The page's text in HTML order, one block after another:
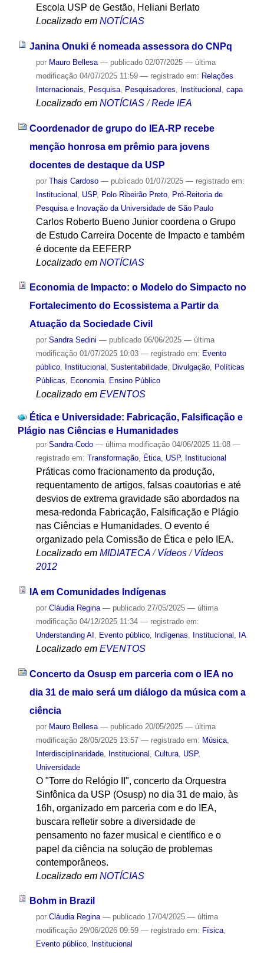
Escola USP de Gestão, Heliani Berlato
Localizado em NOTÍCIAS
Janina Onuki é nomeada assessora do CNPq
por Mauro Bellesa — publicado02/07/2025 — última
modificação04/07/2025 11:59 — registrado em: Relações
Internacionais, Pesquisa, Pesquisadores, Institucional , capa
Localizado em NOTÍCIAS /Rede IEA
Coordenador de grupo do IEA-RP recebe
menção honrosa em prêmio para jovens
docentes de destaque da USP
por Thais Cardoso — publicado01/07/2025 — registrado em:
Institucional
USP, Polo Ribeirão Preto, Pró-Reitoria de
Pesquisa e Inovação da Universidade de São Paulo
Carlos Roberto Bueno Junior coordena o Grupo
de Estudo Carreira Docente de Impacto e também
é docente da EEFERP
Localizado em NOTÍCIAS
Economia de Impacto: o Modelo do Simpacto no
Fortalecimento do Ecossistema a Partir da
Atuação da Sociedade Civil
por Sandra Sedini — publicado06/06/2025 — última
modificação01/07/2025 10:03 — registrado em: Evento
público, Institucional , Sustentabilidade, Divulgação, Políticas
Públicas, Economia, Ensino Público
Localizado em EVENTOS
Ética e Universidade: Fabricação, Falsificação e
Plágio nas Ciências e Humanidades
por Sandra Codo — última modificação04/06/2025 11:08 —
registrado em: Transformação, Ética, USP, Institucional
Práticas como fracionamento da produção,
requentamento de artigos, falsas coautorias e até
desvios de extrema gravidade são abordados na
mesa-redonda Fabricação, Falsificação e Plágio
nas Ciências e Humanidades. O evento é
organizado pela Comissão de Ética e pelo IEA.
Localizado em MIDIATECA /Vídeos /Vídeos
2012
IA em Comunidades Indígenas
por Cláudia Regina — publicado27/05/2025 — última
modificação04/12/2025 11:34 — registrado em:
Understanding AI
Evento público, Indígenas Institucional IA
Localizado em EVENTOS
Concerto da Osusp em parceria com o IEA no
dia 31 de maio será um diálogo da música com a
ciência
por Mauro Bellesa — publicado20/05/2025 — última
modificação28/05/2025 13:57 — registrado em: Música,
Interdisciplinaridade, Institucional Cultura, USP,
Universidade
O "Torre do Relógio II", concerto da Orquestra
Sinfônica da USP (Osusp) no dia 31 de maio, às
16h, organizado em parceria com e do IEA,
buscara refletir sobre a diversidade de
pensamento no fazer musical e científico e o
papel da ciência na solução de problemas
contemporâneos.
Localizado em NOTÍCIAS
Bohm in Brazil
por Cláudia Regina — publicado17/04/2025 — última
modificação29/06/2026 09:59 — registrado em: Física,
Evento público, Institucional